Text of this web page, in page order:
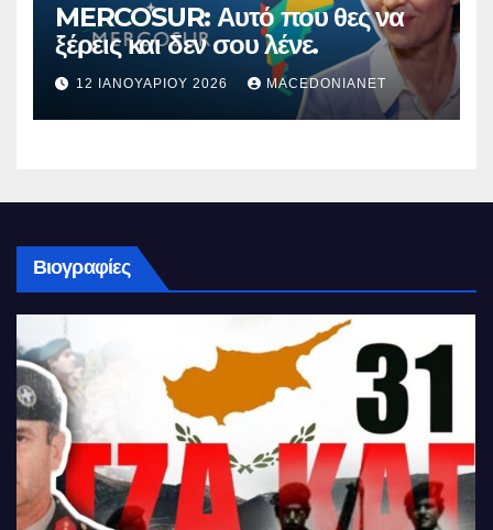
MERCOSUR: Αυτό που θες να
ξέρεις και δεν σου λένε.
12 ΙΑΝΟΥΑΡΊΟΥ 2026 MACEDONIANET
Βιογραφίες